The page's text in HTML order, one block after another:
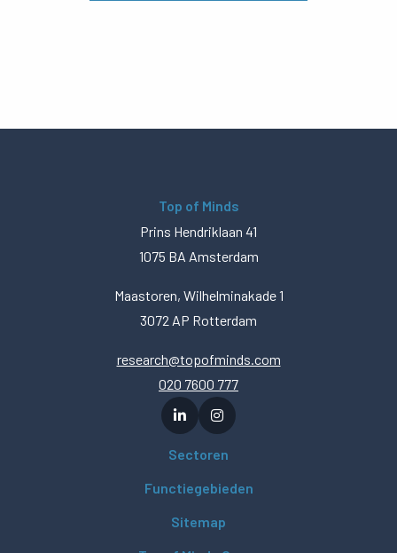
Top of Minds
Prins Hendriklaan 41
1075 BA Amsterdam
Maastoren, Wilhelminakade 1
3072 AP Rotterdam
research@topofminds.com
020 7600 777
Sectoren
Functiegebieden
Sitemap